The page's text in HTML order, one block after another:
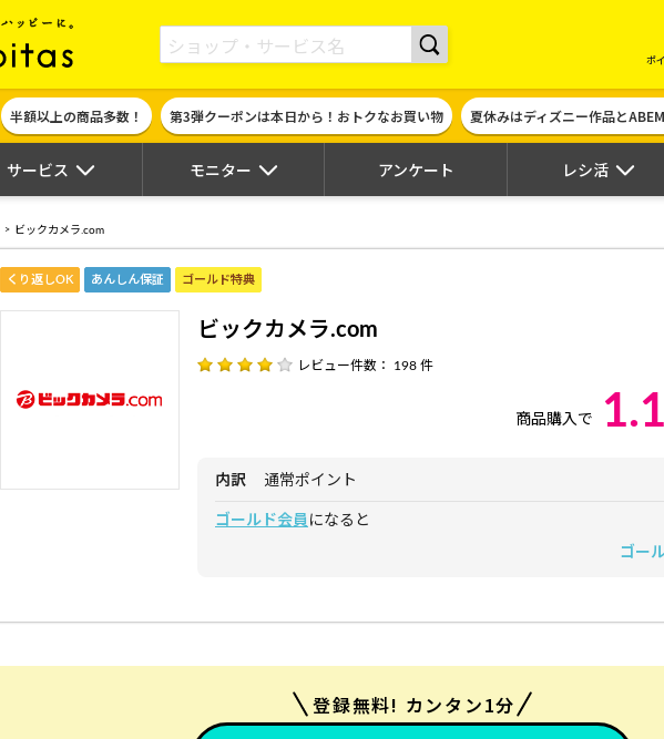
ポイント貯めて現金やギフト券に交換できるポイントサイト | ハピタス
ポ
半額以上の商品多数！ 第3弾クーポンは本日から！おトクなお買い物 夏休みはディズニー作品と
サービス モニター アンケート レシ活
ビックカメラ.com
くり返しOK あんしん保証 ゴールド特典
ビックカメラ.com
レビュー件数： 198 件
商品購入で
内訳 通常ポイント
ゴールド会員 になると
ゴー
登録無料! カンタン1分